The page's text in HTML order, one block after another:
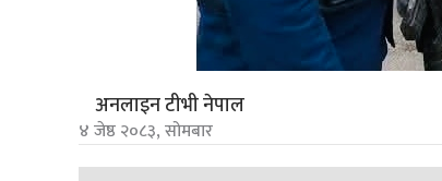
अनलाइन टीभी नेपाल
४ जेष्ठ २०८३, सोमबार